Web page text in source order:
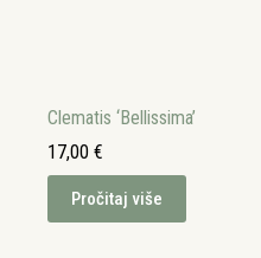
Clematis ‘Bellissima’
17,00 €
Pročitaj više